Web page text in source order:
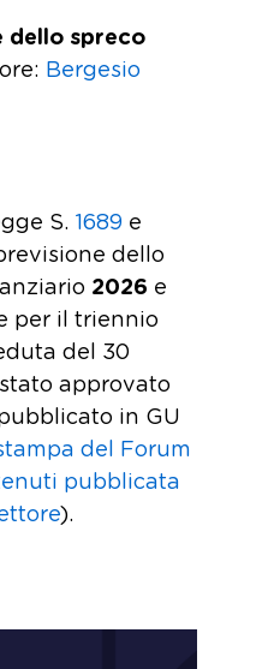
dello spreco
Bergesio
S. 1689 e
dello
2026 e
per il triennio
del 30
approvato
in GU
del Forum
pubblicata
).